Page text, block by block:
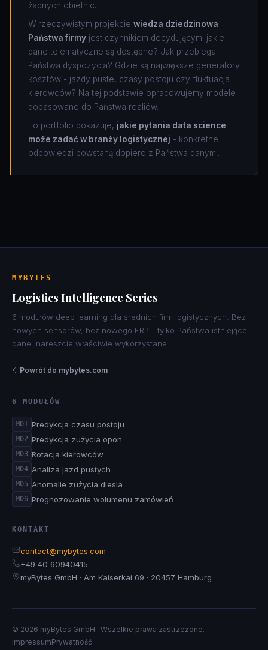
żadnych obietnic.
W rzeczywistym projekcie wiedza dziedzinowa
Państwa firmy jest czynnikiem decydującym: jakie
dane telematyczne są dostępne? Jak przebiega
Państwa dyspozycja? Gdzie są największe generatory
kosztów - jazdy puste, czasy postoju czy fluktuacja
kierowców? Na tej podstawie opracowujemy modele
dopasowane do Państwa realiów.
To portfolio pokazuje, jakie pytania data science
może zadać w branży logistycznej - konkretne
odpowiedzi powstaną dopiero z Państwa danymi.
MYBYTES
Logistics Intelligence Series
6 modułów deep learning dla średnich firm logistycznych. Bez
nowych sensorów, bez nowego ERP - tylko Państwa istniejące
dane, nareszcie właściwie wykorzystane.
Powrót do mybytes.com
6 MODUŁÓW
M01 Predykcja czasu postoju
M02 Predykcja zużycia opon
M03 Rotacja kierowców
M04 Analiza jazd pustych
M05 Anomalie zużycia diesla
M06 Prognozowanie wolumenu zamówień
KONTAKT
contact@mybytes.com
+49 40 60940415
myBytes GmbH · Am Kaiserkai 69 · 20457 Hamburg
© 2026 myBytes GmbH · Wszelkie prawa zastrzeżone.
ImpressumPrywatność